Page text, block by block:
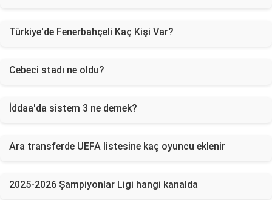
Türkiye'de Fenerbahçeli Kaç Kişi Var?
Cebeci stadı ne oldu?
İddaa'da sistem 3 ne demek?
Ara transferde UEFA listesine kaç oyuncu eklenir
2025-2026 Şampiyonlar Ligi hangi kanalda